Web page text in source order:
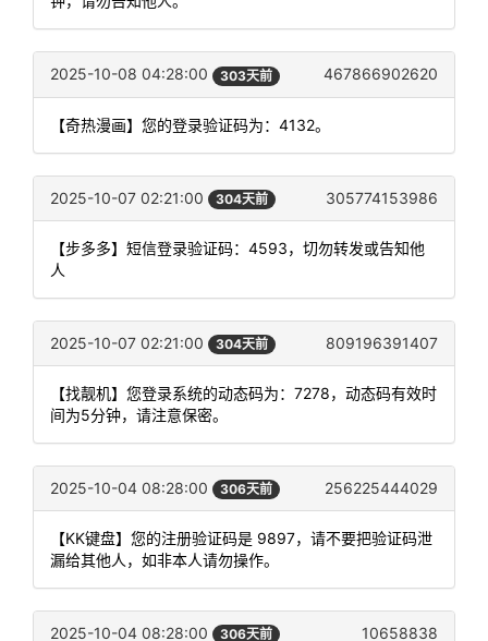
2025-10-08 04:28:00 303天前 467866902620
【奇热漫画】您的登录验证码为：4132。
2025-10-07 02:21:00 304天前 305774153986
【步多多】短信登录验证码：4593，切勿转发或告知他
人
2025-10-07 02:21:00 304天前 809196391407
【找靓机】您登录系统的动态码为：7278，动态码有效时
间为5分钟，请注意保密。
2025-10-04 08:28:00 306天前 256225444029
【KK键盘】您的注册验证码是 9897，请不要把验证码泄
漏给其他人，如非本人请勿操作。
2025-10-04 08:28:00 306天前 10658838